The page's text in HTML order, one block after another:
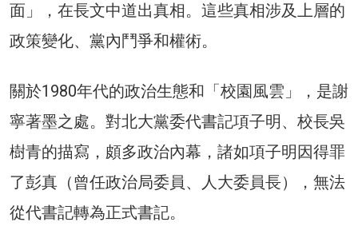
面」，在長文中道出真相。這些真相涉及上層的
政策變化、黨內鬥爭和權術。
關於1980年代的政治生態和「校園風雲」，是謝
寧著墨之處。對北大黨委代書記項子明、校長吳
樹青的描寫，頗多政治內幕，諸如項子明因得罪
了彭真（曾任政治局委員、人大委員長），無法
從代書記轉為正式書記。